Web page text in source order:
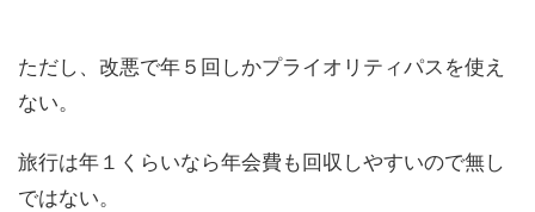
ただし、改悪で年５回しかプライオリティパスを使え
ない。
旅行は年１くらいなら年会費も回収しやすいので無し
ではない。